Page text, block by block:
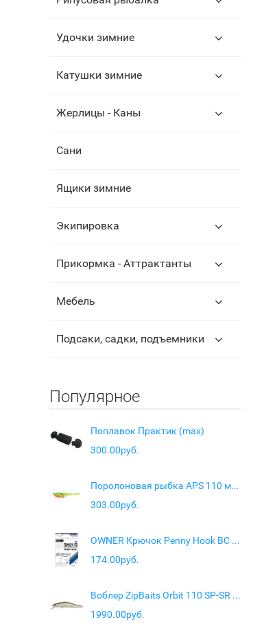
Удочки зимние
Катушки зимние
Жерлицы - Каны
Сани
Ящики зимние
Экипировка
Прикормка - Аттрактанты
Мебель
Подсаки, садки, подъемники
Популярное
Поплавок Практик (max)
300.00руб.
Поролоновая рыбка APS 110 мм #216 UV (4 шт/упак.)
303.00руб.
OWNER Крючок Penny Hook BC №8 10шт
174.00руб.
Воблер ZipBaits Orbit 110 SP-SR цв. 510R
1990.00руб.